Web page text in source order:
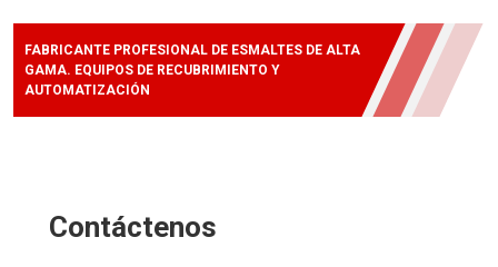
FABRICANTE PROFESIONAL DE ESMALTES DE ALTA
GAMA. EQUIPOS DE RECUBRIMIENTO Y
AUTOMATIZACIÓN
Contáctenos